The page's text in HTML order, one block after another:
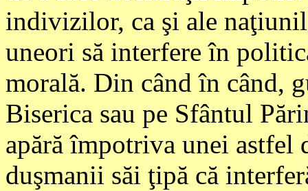
indivizilor, ca şi ale
uneori să interfere în
morală. Din când în când,
Biserica sau pe Sfântul
apără împotriva unei astfel
duşmanii săi ţipă că